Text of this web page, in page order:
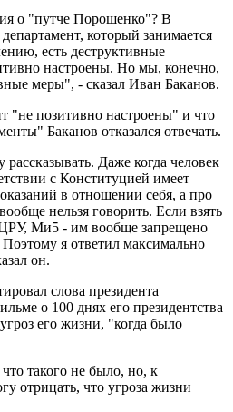
о "путче Порошенко"? В
который занимается
есть деструктивные
настроены. Но мы, конечно,
меры", - сказал Иван Баканов.
"не позитивно настроены" и что
Баканов отказался отвечать.
Даже когда человек
с Конституцией имеет
в отношении себя, а про
нельзя говорить. Если взять
Ми5 - им вообще запрещено
я ответил максимально
он.
слова президента
о 100 днях его президентства
его жизни, "когда было
такого не было, но, к
отрицать, что угроза жизни